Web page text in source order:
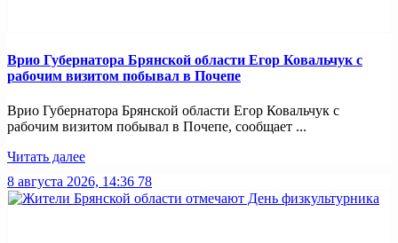
Врио Губернатора Брянской области Егор Ковальчук с
рабочим визитом побывал в Почепе
Врио Губернатора Брянской области Егор Ковальчук с
рабочим визитом побывал в Почепе, сообщает ...
Читать далее
8 августа 2026, 14:36 78